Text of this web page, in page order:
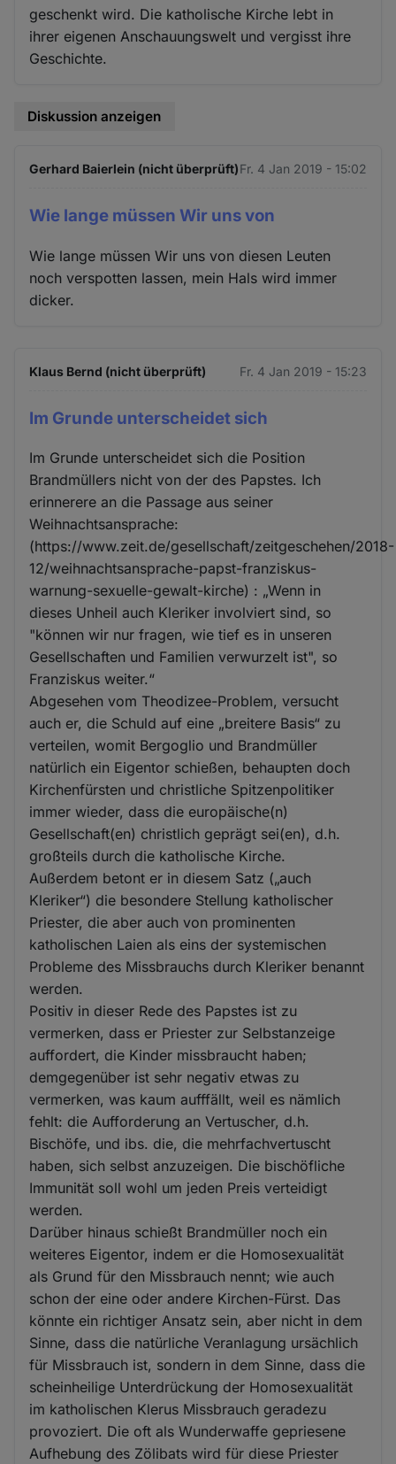
geschenkt wird. Die katholische Kirche lebt in
ihrer eigenen Anschauungswelt und vergisst ihre
Geschichte.
Diskussion anzeigen
Gerhard Baierlein (nicht überprüft)Fr. 4 Jan 2019 - 15:02
Wie lange müssen Wir uns von
Wie lange müssen Wir uns von diesen Leuten
noch verspotten lassen, mein Hals wird immer
dicker.
Klaus Bernd (nicht überprüft) Fr. 4 Jan 2019 - 15:23
Im Grunde unterscheidet sich
Im Grunde unterscheidet sich die Position
Brandmüllers nicht von der des Papstes. Ich
erinnerere an die Passage aus seiner
Weihnachtsansprache:
(https://www.zeit.de/gesellschaft/zeitgeschehen/2018-
12/weihnachtsansprache-papst-franziskus-
warnung-sexuelle-gewalt-kirche) : „Wenn in
dieses Unheil auch Kleriker involviert sind, so
"können wir nur fragen, wie tief es in unseren
Gesellschaften und Familien verwurzelt ist", so
Franziskus weiter.“
Abgesehen vom Theodizee-Problem, versucht
auch er, die Schuld auf eine „breitere Basis“ zu
verteilen, womit Bergoglio und Brandmüller
natürlich ein Eigentor schießen, behaupten doch
Kirchenfürsten und christliche Spitzenpolitiker
immer wieder, dass die europäische(n)
Gesellschaft(en) christlich geprägt sei(en), d.h.
großteils durch die katholische Kirche.
Außerdem betont er in diesem Satz („auch
Kleriker“) die besondere Stellung katholischer
Priester, die aber auch von prominenten
katholischen Laien als eins der systemischen
Probleme des Missbrauchs durch Kleriker benannt
werden.
Positiv in dieser Rede des Papstes ist zu
vermerken, dass er Priester zur Selbstanzeige
auffordert, die Kinder missbraucht haben;
demgegenüber ist sehr negativ etwas zu
vermerken, was kaum aufffällt, weil es nämlich
fehlt: die Aufforderung an Vertuscher, d.h.
Bischöfe, und ibs. die, die mehrfachvertuscht
haben, sich selbst anzuzeigen. Die bischöfliche
Immunität soll wohl um jeden Preis verteidigt
werden.
Darüber hinaus schießt Brandmüller noch ein
weiteres Eigentor, indem er die Homosexualität
als Grund für den Missbrauch nennt; wie auch
schon der eine oder andere Kirchen-Fürst. Das
könnte ein richtiger Ansatz sein, aber nicht in dem
Sinne, dass die natürliche Veranlagung ursächlich
für Missbrauch ist, sondern in dem Sinne, dass die
scheinheilige Unterdrückung der Homosexualität
im katholischen Klerus Missbrauch geradezu
provoziert. Die oft als Wunderwaffe gepriesene
Aufhebung des Zölibats wird für diese Priester